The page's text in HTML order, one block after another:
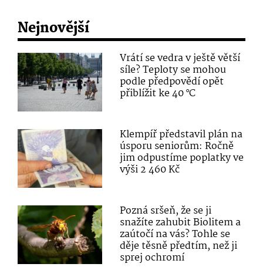
Nejnovější
Vrátí se vedra v ještě větší
síle? Teploty se mohou
podle předpovědí opět
přiblížit ke 40 °C
Klempíř představil plán na
úsporu seniorům: Ročně
jim odpustíme poplatky ve
výši 2 460 Kč
Pozná sršeň, že se ji
snažíte zahubit Biolitem a
zaútočí na vás? Tohle se
děje těsně předtím, než ji
sprej ochromí